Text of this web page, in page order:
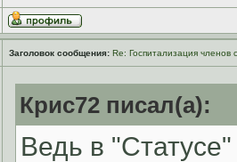
Заголовок сообщения: Re: Госпитализация членов
Крис72 писал(а):
Ведь в